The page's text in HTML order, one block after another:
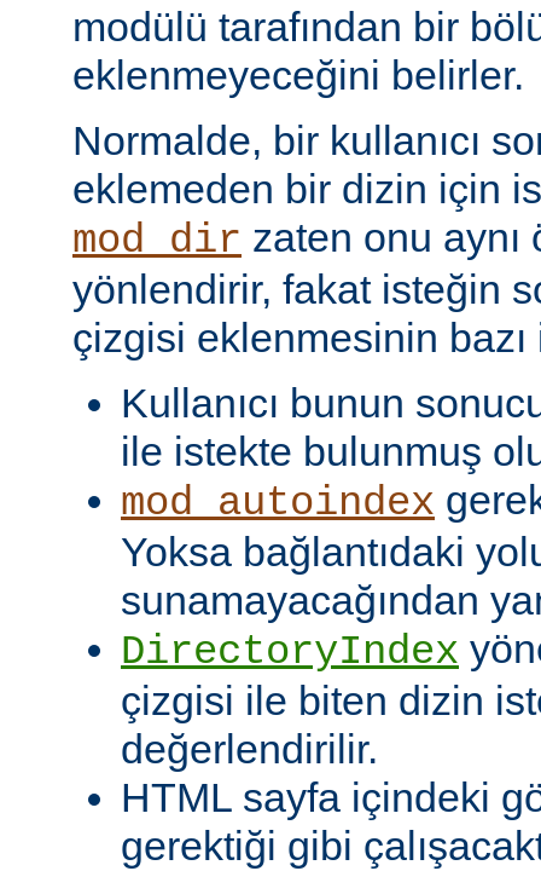
modülü tarafından bir
eklenmeyeceğini belirler.
Normalde, bir kullanıcı
eklemeden bir dizin için
mod_dir zaten onu aynı
yönlendirir, fakat isteğin
çizgisi eklenmesinin
Kullanıcı bunun
ile istekte bulunmuş
mod_autoindex
Yoksa bağlantıdaki
sunamayacağından
DirectoryIndex
çizgisi ile biten dizin
değerlendirilir.
HTML sayfa içindeki
gerektiği gibi